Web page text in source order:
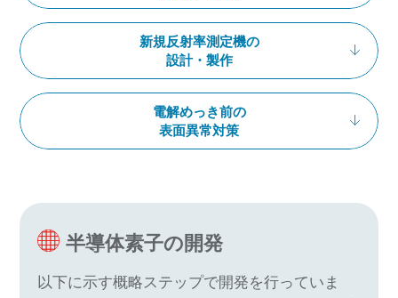
新規反射率測定機の
設計・製作
電解めっき前の
表面異常対策
半導体素子の開発
以下に示す概略ステップで開発を行っていま